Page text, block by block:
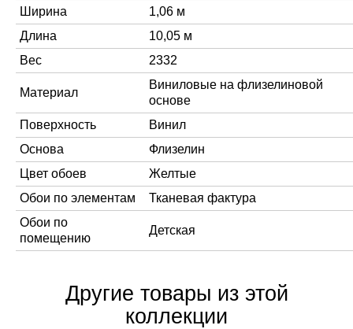
Ширина
1,06 м
Длина
10,05 м
Вес
2332
Материал
Виниловые на флизелиновой
основе
Поверхность
Винил
Основа
Флизелин
Цвет обоев
Желтые
Обои по элементам
Тканевая фактура
Обои по
помещению
Детская
Другие товары из этой
коллекции